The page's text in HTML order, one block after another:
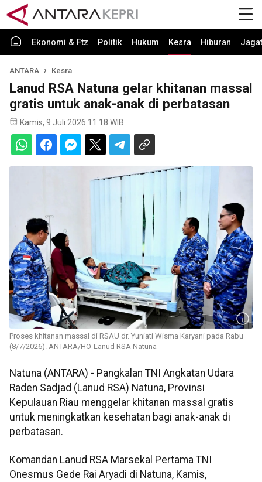
Ekonomi & Ftz Politik Hukum Kesra Hiburan Jagat
ANTARA Kesra
Lanud RSA Natuna gelar khitanan massal
gratis untuk anak-anak di perbatasan
Kamis, 9 Juli 2026 11:18 WIB
Proses khitanan massal di RSAU dr. Yuniati Wisma Karyani pada Rabu
(8/7/2026). ANTARA/HO-Lanud RSA Natuna
Natuna (ANTARA) - Pangkalan TNI Angkatan Udara
Raden Sadjad (Lanud RSA) Natuna, Provinsi
Kepulauan Riau menggelar khitanan massal gratis
untuk meningkatkan kesehatan bagi anak-anak di
perbatasan.
Komandan Lanud RSA Marsekal Pertama TNI
Onesmus Gede Rai Aryadi di Natuna, Kamis,